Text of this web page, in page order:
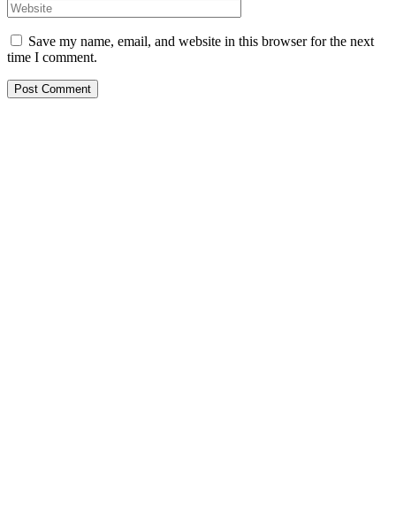
Save my name, email, and website in this browser for the next
time I comment.